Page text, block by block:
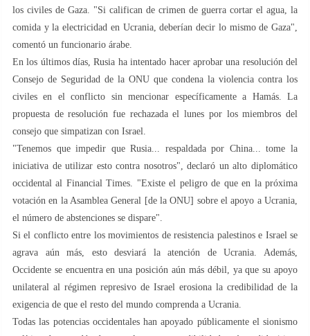
los civiles de Gaza. "Si califican de crimen de guerra cortar el agua, la
comida y la electricidad en Ucrania, deberían decir lo mismo de Gaza",
comentó un funcionario árabe.
En los últimos días, Rusia ha intentado hacer aprobar una resolución del
Consejo de Seguridad de la ONU que condena la violencia contra los
civiles en el conflicto sin mencionar específicamente a Hamás. La
propuesta de resolución fue rechazada el lunes por los miembros del
consejo que simpatizan con Israel.
"Tenemos que impedir que Rusia... respaldada por China... tome la
iniciativa de utilizar esto contra nosotros", declaró un alto diplomático
occidental al Financial Times. "Existe el peligro de que en la próxima
votación en la Asamblea General [de la ONU] sobre el apoyo a Ucrania,
el número de abstenciones se dispare".
Si el conflicto entre los movimientos de resistencia palestinos e Israel se
agrava aún más, esto desviará la atención de Ucrania. Además,
Occidente se encuentra en una posición aún más débil, ya que su apoyo
unilateral al régimen represivo de Israel erosiona la credibilidad de la
exigencia de que el resto del mundo comprenda a Ucrania.
Todas las potencias occidentales han apoyado públicamente el sionismo